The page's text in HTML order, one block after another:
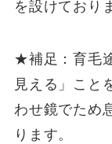
を設けており
★補足：育毛
見える」こと
わせ鏡でため
ります。